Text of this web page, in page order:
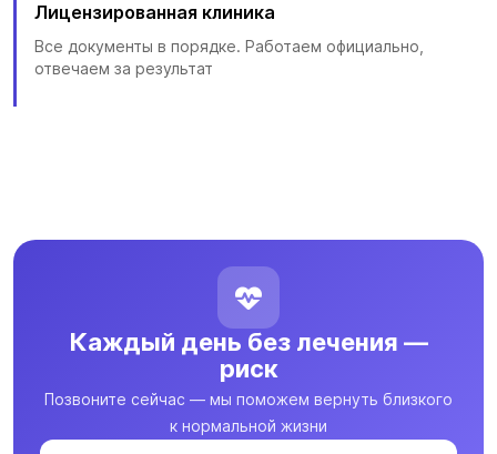
Лицензированная клиника
Все документы в порядке. Работаем официально,
отвечаем за результат
Каждый день без лечения —
риск
Позвоните сейчас — мы поможем вернуть близкого
к нормальной жизни